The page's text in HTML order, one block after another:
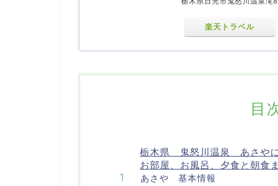
楽天トラベル
目
栃木県 鬼怒川温泉 あさやに
お部屋、お風呂、夕食と朝食
あさや 基本情報